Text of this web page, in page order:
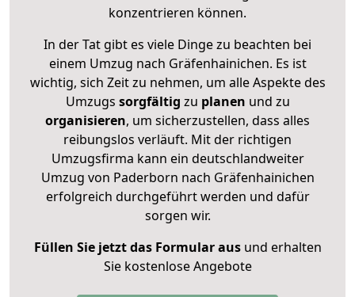
konzentrieren können.
In der Tat gibt es viele Dinge zu beachten bei
einem Umzug nach Gräfenhainichen. Es ist
wichtig, sich Zeit zu nehmen, um alle Aspekte des
Umzugs sorgfältig zu planen und zu
organisieren, um sicherzustellen, dass alles
reibungslos verläuft. Mit der richtigen
Umzugsfirma kann ein deutschlandweiter
Umzug von Paderborn nach Gräfenhainichen
erfolgreich durchgeführt werden und dafür
sorgen wir.
Füllen Sie jetzt das Formular ausund erhalten
Sie kostenlose Angebote